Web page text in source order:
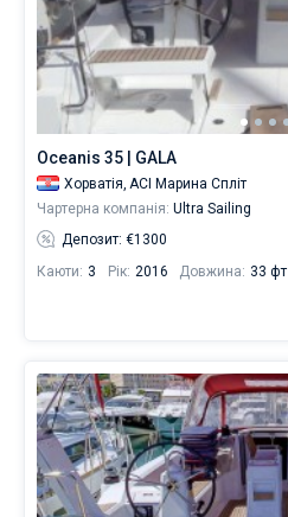
Oceanis 35 | GALA
Хорватія, ACI Марина Спліт
Чартерна компанія: Ultra Sailing
Депозит: €1300
Каюти: 3 Рік: 2016 Довжина: 33 фт